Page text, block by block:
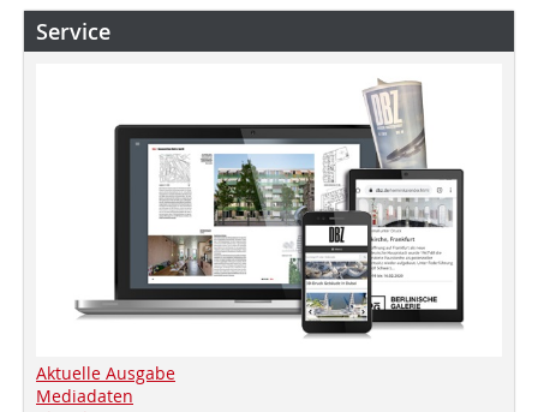
Service
Aktuelle Ausgabe
Mediadaten